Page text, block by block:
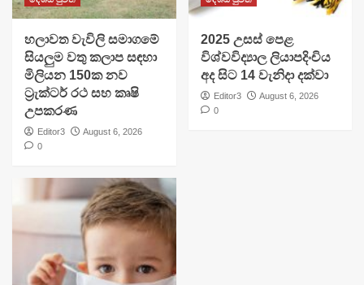
හලාවත වැවිලි සමාගමේ
සියලුම වතු කලාප සඳහා
මිලියන 150ක නව
ට්‍රැක්ටර් රථ සහ කෘෂි
උපකරණ
Editor3
August 6, 2026
0
​2025 උසස් පෙළ
විශ්වවිද්‍යාල ලියාපදිංචිය
අද සිට 14 වැනිදා දක්වා
Editor3
August 6, 2026
0